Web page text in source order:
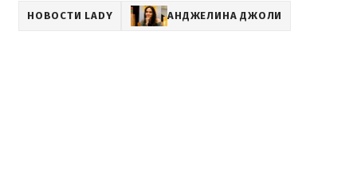
НОВОСТИ LADY АНДЖЕЛИНА ДЖОЛИ